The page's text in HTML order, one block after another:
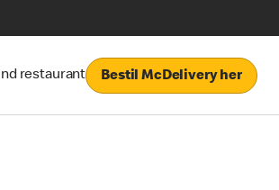
restaurant Bestil McDelivery her